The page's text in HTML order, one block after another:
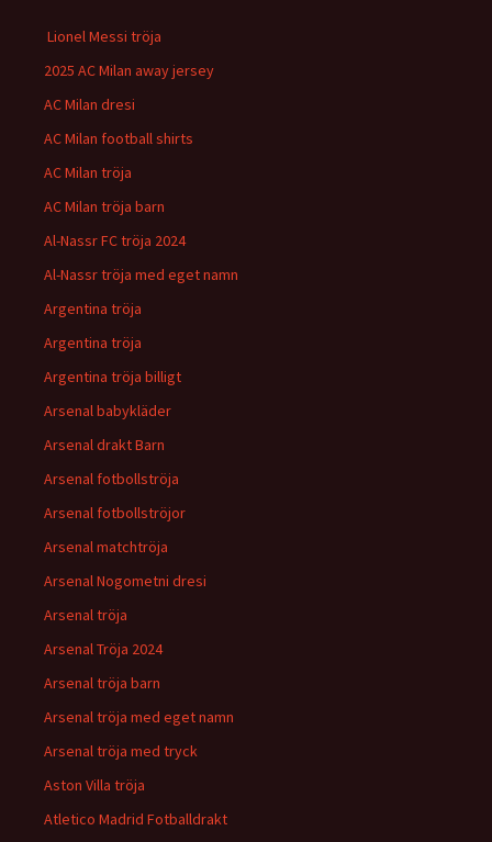
Lionel Messi tröja
2025 AC Milan away jersey
AC Milan dresi
AC Milan football shirts
AC Milan tröja
AC Milan tröja barn
Al-Nassr FC tröja 2024
Al-Nassr tröja med eget namn
Argentina tröja
Argentina tröja
Argentina tröja billigt
Arsenal babykläder
Arsenal drakt Barn
Arsenal fotbollströja
Arsenal fotbollströjor
Arsenal matchtröja
Arsenal Nogometni dresi
Arsenal tröja
Arsenal Tröja 2024
Arsenal tröja barn
Arsenal tröja med eget namn
Arsenal tröja med tryck
Aston Villa tröja
Atletico Madrid Fotballdrakt